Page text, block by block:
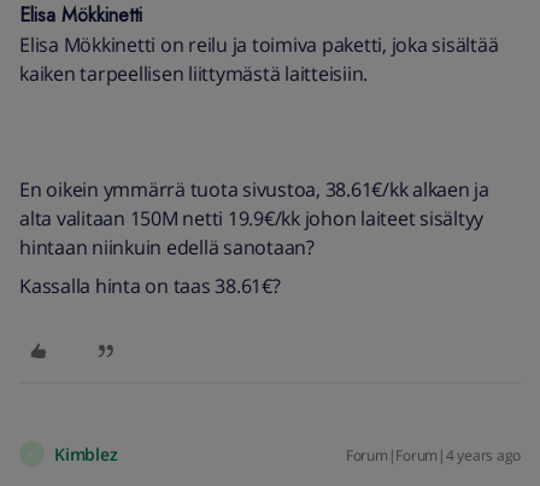
Elisa Mökkinetti
Elisa Mökkinetti on reilu ja toimiva paketti, joka sisältää
kaiken tarpeellisen liittymästä laitteisiin.
En oikein ymmärrä tuota sivustoa, 38.61€/kk alkaen ja
alta valitaan 150M netti 19.9€/kk johon laiteet sisältyy
hintaan niinkuin edellä sanotaan?
Kassalla hinta on taas 38.61€?
Kimblez Forum|Forum|4 years ago